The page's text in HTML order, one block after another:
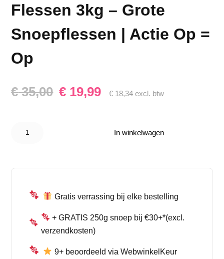
Flessen 3kg – Grote
Snoepflessen | Actie Op =
Op
€35,00
Oorspronkelijke
was:
€ 19,99
Huidige
€ 18,34 excl. btw
Bubblegum
Op aantal
In winkelwagen
Gratis verrassing bij elke bestelling
+ GRATIS 250g snoep bij €30+*(excl.
verzendkosten)
9+ beoordeeld via WebwinkelKeur